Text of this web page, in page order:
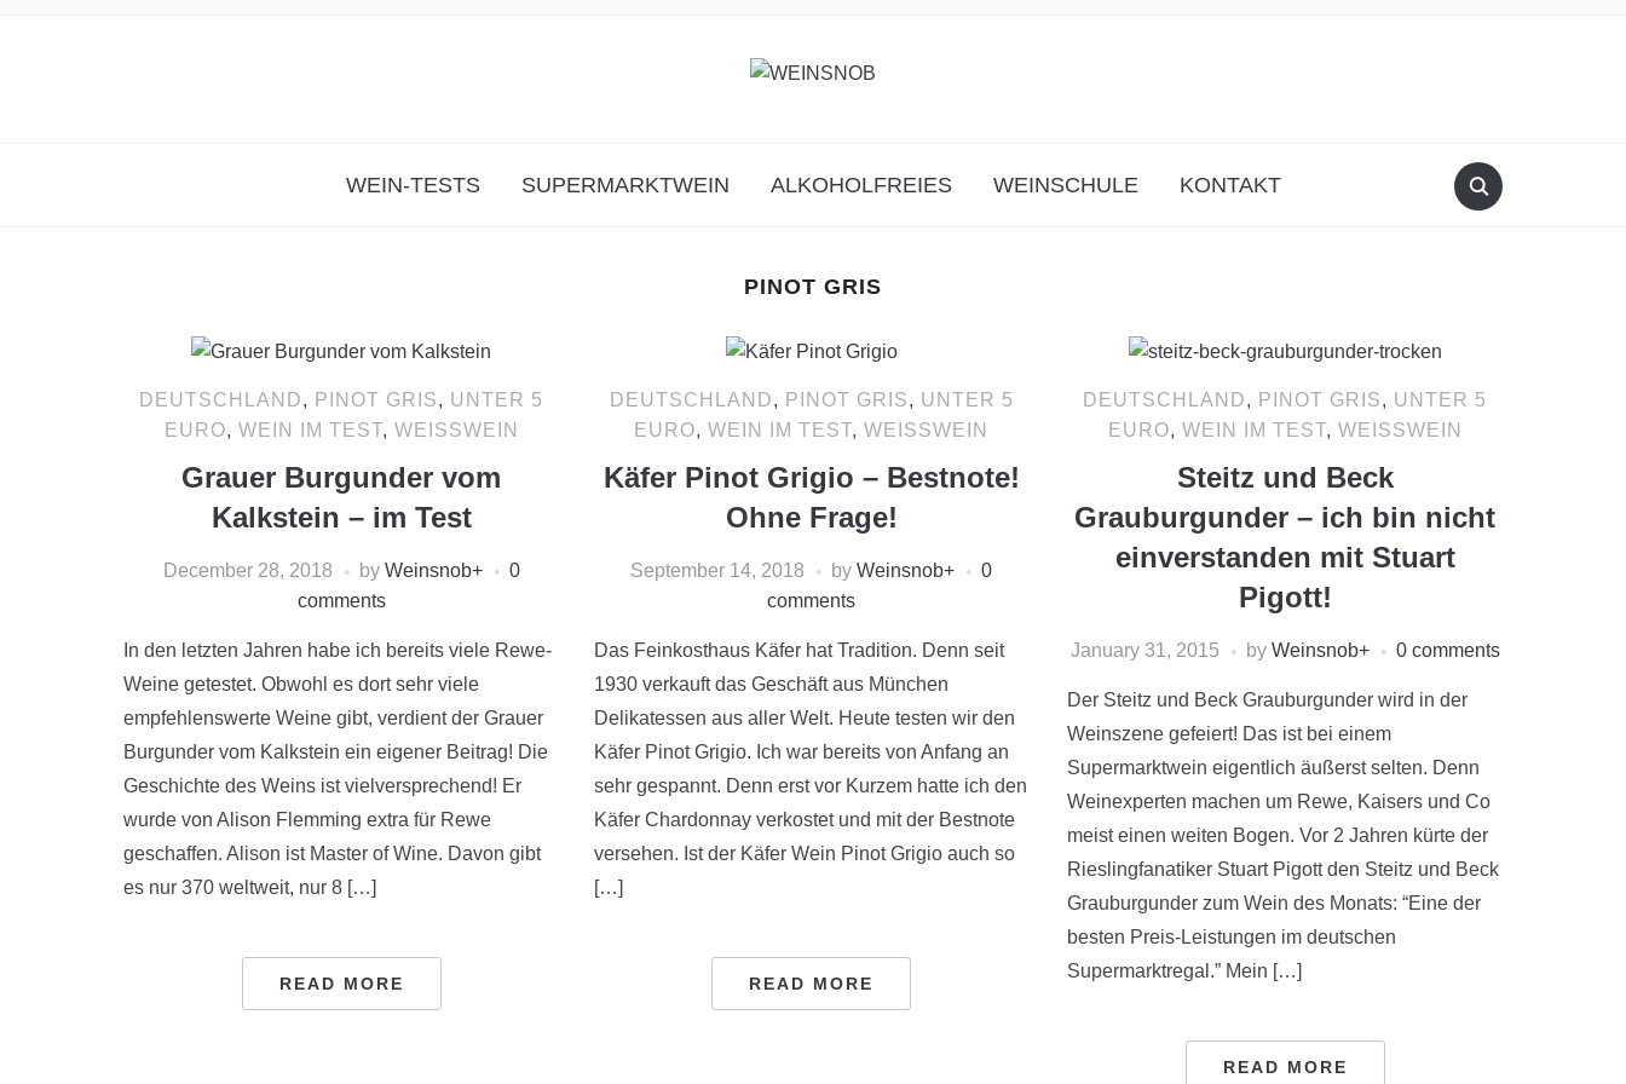
WEIN-TESTS SUPERMARKTWEIN ALKOHOLFREIES WEINSCHULE KONTAKT
PINOT GRIS
DEUTSCHLAND, PINOT GRIS, UNTER 5
EURO, WEIN IM TEST, WEISSWEIN
Grauer Burgunder vom
Kalkstein – im Test
December 28, 2018 by Weinsnob+
0
comments
In den letzten Jahren habe ich bereits viele Rewe-
Weine getestet. Obwohl es dort sehr viele
empfehlenswerte Weine gibt, verdient der Grauer
Burgunder vom Kalkstein ein eigener Beitrag! Die
Geschichte des Weins ist vielversprechend! Er
wurde von Alison Flemming extra für Rewe
geschaffen. Alison ist Master of Wine. Davon gibt
es nur 370 weltweit, nur 8 […]
READ MORE
DEUTSCHLAND, PINOT GRIS, UNTER 5
EURO,WEIN IM TEST,WEISSWEIN
Käfer Pinot Grigio – Bestnote!
Ohne Frage!
September 14, 2018 byWeinsnob+
0
comments
Das Feinkosthaus Käfer hat Tradition. Denn seit
1930 verkauft das Geschäft aus München
Delikatessen aus aller Welt. Heute testen wir den
Käfer Pinot Grigio. Ich war bereits von Anfang an
sehr gespannt. Denn erst vor Kurzem hatte ich den
Käfer Chardonnay verkostet und mit der Bestnote
versehen. Ist der Käfer Wein Pinot Grigio auch so
[…]
READ MORE
DEUTSCHLAND, PINOT GRIS, UNTER 5
EURO, WEIN IM TEST, WEISSWEIN
Steitz und Beck
Grauburgunder – ich bin nicht
einverstanden mit Stuart
Pigott!
January 31, 2015 by Weinsnob+ 0 comments
Der Steitz und Beck Grauburgunder wird in der
Weinszene gefeiert! Das ist bei einem
Supermarktwein eigentlich äußerst selten. Denn
Weinexperten machen um Rewe, Kaisers und Co
meist einen weiten Bogen. Vor 2 Jahren kürte der
Rieslingfanatiker Stuart Pigott den Steitz und Beck
Grauburgunder zum Wein des Monats: “Eine der
besten Preis-Leistungen im deutschen
Supermarktregal.” Mein […]
READ MORE